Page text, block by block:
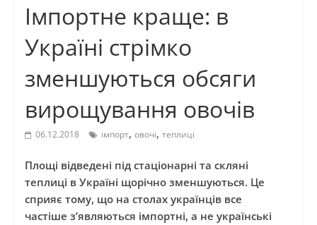
Імпортне краще: в
Україні стрімко
зменшуються обсяги
вирощування овочів
06.12.2018 імпорт, овочі, теплиці
Площі відведені під стаціонарні та скляні
теплиці в Україні щорічно зменшуються. Це
сприяє тому, що на столах українців все
частіше з’являються імпортні, а не українські